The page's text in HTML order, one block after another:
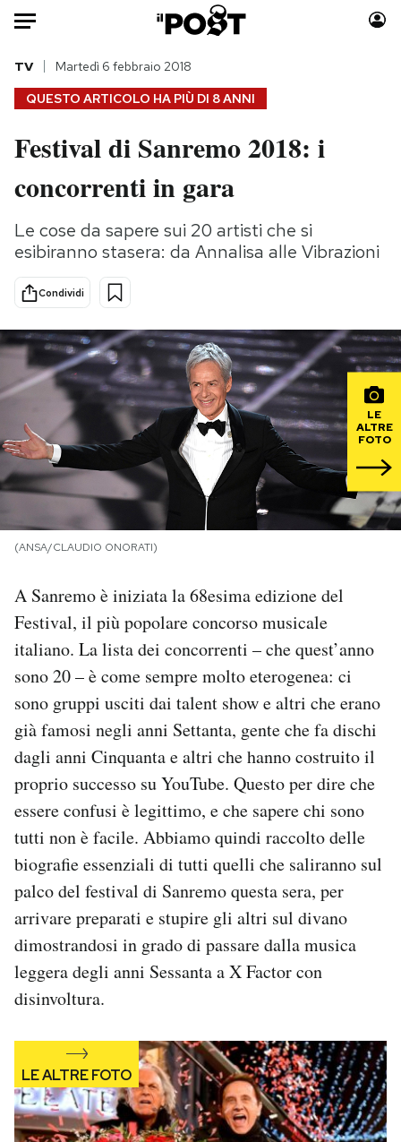
HOME
Italia
Politica
Tecnologia
Internet
Scienza
Cultura
Economia
Sport
Moda
Consumismi
Storie/Idee
Ok Boomer!
Altrecose
Mondiali calcio 2026
PODCAST
NEWSLETTER
I MIEI PREFERITI
SHOP
CALENDARIO
AREA PERSONALE
Area Personale
Newsletter
Notifiche mobile
Regala il Post
Hai bisogno di aiuto?
Esci
QUESTO ARTICOLO HA PIÙ DI 8 ANNI
TV Martedì 6 febbraio 2018
Festival di Sanremo 2018: i
concorrenti in gara
Le cose da sapere sui 20 artisti che si
esibiranno stasera: da Annalisa alle Vibrazioni
Condividi
LE
ALTRE
FOTO
(ANSA/CLAUDIO ONORATI)
A Sanremo è iniziata la 68esima edizione del
Festival, il più popolare concorso musicale
italiano. La lista dei concorrenti – che quest’anno
sono 20 – è come sempre molto eterogenea: ci
sono gruppi usciti dai talent show e altri che erano
già famosi negli anni Settanta, gente che fa dischi
dagli anni Cinquanta e altri che hanno costruito il
proprio successo su YouTube. Questo per dire che
essere confusi è legittimo, e che sapere chi sono
tutti non è facile. Abbiamo quindi raccolto delle
biografie essenziali di tutti quelli che saliranno sul
palco del festival di Sanremo questa sera, per
arrivare preparati e stupire gli altri sul divano
dimostrandosi in grado di passare dalla musica
leggera degli anni Sessanta a X Factor con
disinvoltura.